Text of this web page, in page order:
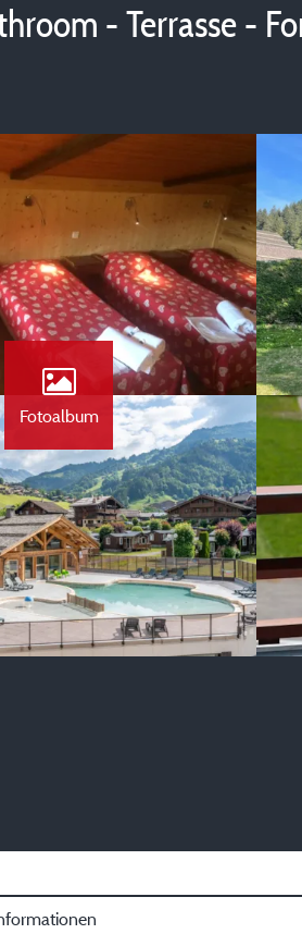
- Terrasse -
Fotoalbum